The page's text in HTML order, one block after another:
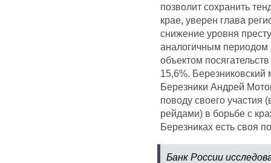
позволит сохранить
крае, уверен глава
снижение уровня
аналогичным периодом
объектом
15,6%. Березниковский
Березники Андрей
поводу своего участия
рейдами) в борьбе с
Березниках есть своя
Банк России